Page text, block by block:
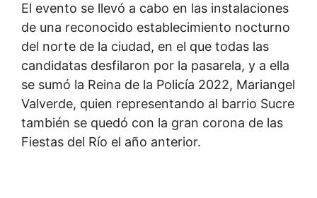
El evento se llevó a cabo en las instalaciones
de una reconocido establecimiento nocturno
del norte de la ciudad, en el que todas las
candidatas desfilaron por la pasarela, y a ella
se sumó la Reina de la Policía 2022, Mariangel
Valverde, quien representando al barrio Sucre
también se quedó con la gran corona de las
Fiestas del Río el año anterior.